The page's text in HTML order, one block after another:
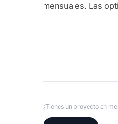
mensuales. Las
¿Tienes un proyecto en